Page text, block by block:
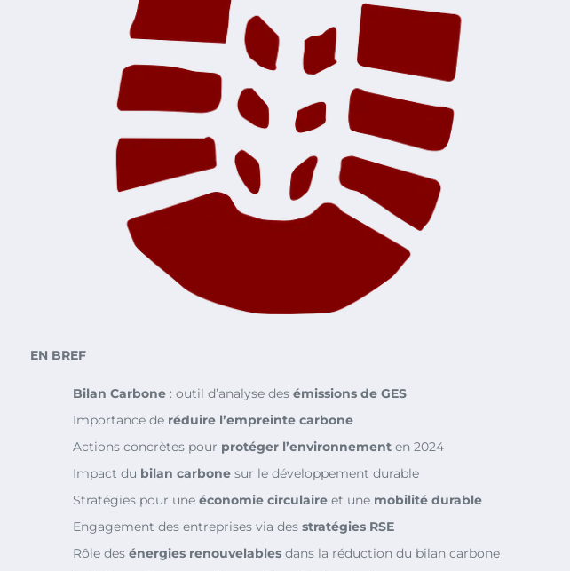
EN BREF
Bilan Carbone : outil d’analyse des émissions de GES
Importance de réduire l’empreinte carbone
Actions concrètes pour protéger l’environnement en 2024
Impact du bilan carbone sur le développement durable
Stratégies pour une économie circulaire et une mobilité durable
Engagement des entreprises via des stratégies RSE
Rôle des énergies renouvelables dans la réduction du bilan carbone